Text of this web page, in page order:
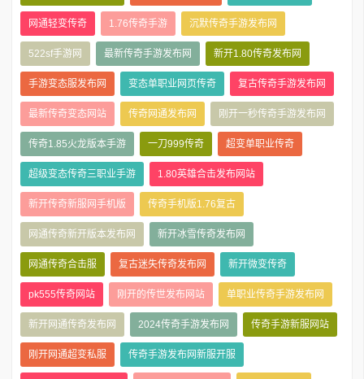
网通轻变传奇 1.76传奇手游 沉默传奇手游发布网
522sf手游网 最新传奇手游发布网 新开1.80传奇发布网
手游变态服发布网 变态单职业网页传奇 复古传奇手游发布网
最新传奇变态网站 传奇网通发布网 刚开一秒传奇手游发布网
传奇1.85火龙版本手游 一刀999传奇 超变单职业传奇
超级变态传奇三职业手游 1.80英雄合击发布网站
新开传奇新服网手机版 传奇手机版1.76复古
网通传奇新开版本发布网 新开冰雪传奇发布网
网通传奇合击服 复古迷失传奇发布网 新开微变传奇
pk555传奇网站 刚开的传世发布网站 单职业传奇手游发布网
新开网通传奇发布网 2024传奇手游发布网 传奇手游新服网站
刚开网通超变私服 传奇手游发布网新服开服